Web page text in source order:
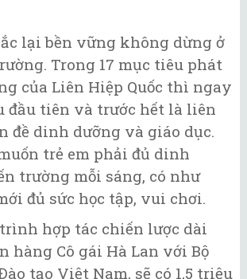
lại bền vững không dừng ở
Trong 17 mục tiêu phát
của Liên Hiệp Quốc thì ngay
đầu tiên và trước hết là liên
đề dinh dưỡng và giáo dục.
trẻ em phải đủ dinh
trường mỗi sáng, có như
đủ sức học tập, vui chơi.
hợp tác chiến lược dài
hàng Cô gái Hà Lan với Bộ
tạo Việt Nam, sẽ có 1,5 triệu